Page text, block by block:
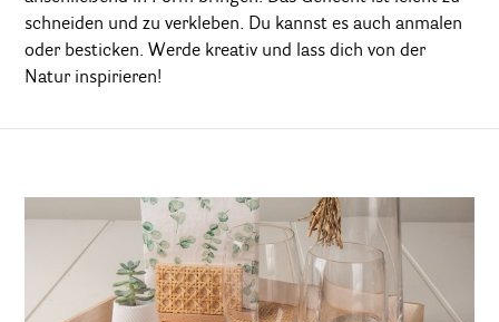
schneiden und zu verkleben. Du kannst es auch anmalen
oder besticken. Werde kreativ und lass dich von der
Natur inspirieren!